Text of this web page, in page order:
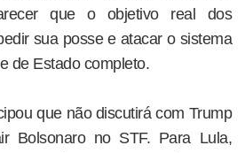
que o objetivo real dos
sua posse e atacar o sistema
de Estado completo.
que não discutirá com Trump
Bolsonaro no STF. Para Lula,